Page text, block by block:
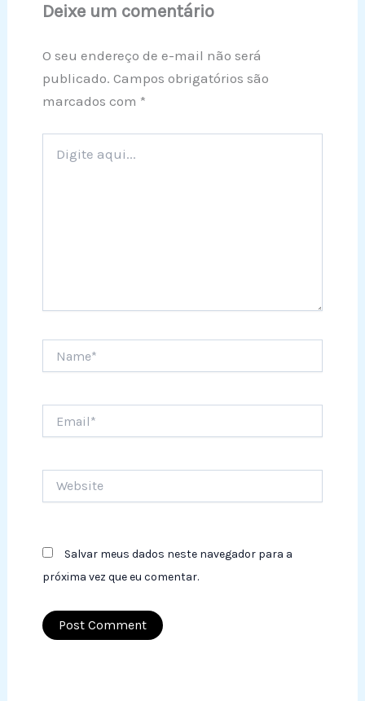
Deixe um comentário
O seu endereço de e-mail não será
publicado. Campos obrigatórios são
marcados com *
aqui...
Salvar meus dados neste navegador para a
próxima vez que eu comentar.